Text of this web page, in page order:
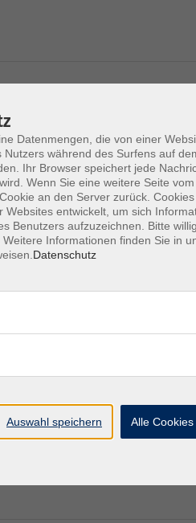
Datenmengen, die von einer
Nutzers während des Surfens auf
Ihr Browser speichert jede
Wenn Sie eine weitere Seite
an den Server zurück.
Websites entwickelt, um sich
Benutzers aufzuzeichnen. Bitte
Informationen finden Sie in
Datenschutz
Auswahl speichern Alle